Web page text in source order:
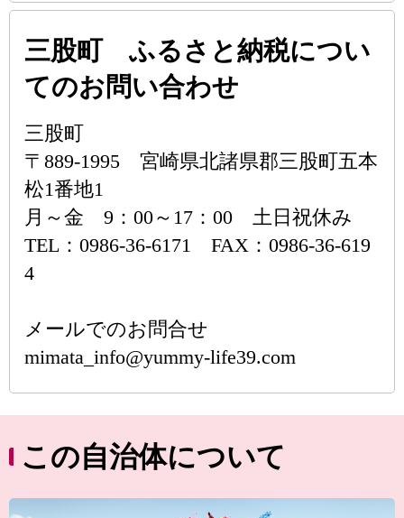
三股町 ふるさと納税につい
てのお問い合わせ
三股町
〒889-1995 宮崎県北諸県郡三股町五本
松1番地1
月～金 9：00～17：00 土日祝休み
TEL：0986-36-6171 FAX：0986-36-619
4
メールでのお問合せ
mimata_info@yummy-life39.com
この自治体について